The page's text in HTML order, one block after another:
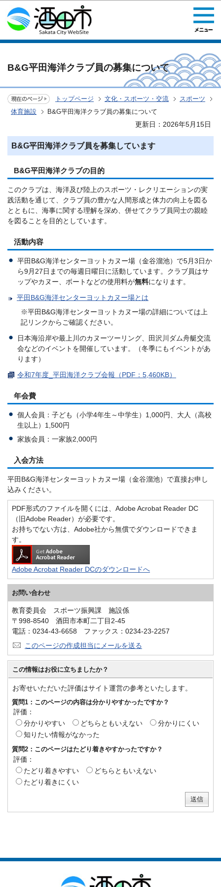
このページの本文へ移動
B&G平田海洋クラブ員の募集について
トップページ 文化・スポーツ・交流
スポーツ
体育施設
B&G平田海洋クラブ員の募集について
更新日：2026年5月15日
B&G平田海洋クラブ員を募集しています
B&G平田海洋クラブの目的
このクラブは、海洋及び陸上のスポーツ・レクリエーションの実
践活動を通じて、クラブ員の豊かな人間形成と体力の向上を図る
とともに、海事に関する理解を深め、併せてクラブ員同士の親睦
を図ることを目的としています。
活動内容
平田B&G海洋センターヨットカヌー場（金谷溜池）で5月3日か
ら9月27日までの毎週日曜日に活動しています。クラブ員はサ
ップやカヌー、ボートなどの使用料が無料になります。
平田B&G海洋センターヨットカヌー場とは
※平田B&G海洋センターヨットカヌー場の詳細については上
記リンクからご確認ください。
日本海沿岸や最上川のカヌーツーリング、田沢川ダム舟艇交流
会などのイベントを開催しています。（冬季にもイベントがあ
ります）
令和7年度_平田海洋クラブ会報（PDF：5,460KB）
年会費
個人会員：子ども（小学4年生～中学生）1,000円、大人（高校
生以上）1,500円
家族会員：一家族2,000円
入会方法
平田B&G海洋センターヨットカヌー場（金谷溜池）で直接お申し
込みください。
PDF形式のファイルを開くには、Adobe Acrobat Reader DC
（旧Adobe Reader）が必要です。
お持ちでない方は、Adobe社から無償でダウンロードできま
す。
Adobe Acrobat Reader DCのダウンロードへ
お問い合わせ
教育委員会 スポーツ振興課 施設係
〒998-8540 酒田市本町二丁目2-45
電話：0234-43-6658 ファックス：0234-23-2257
このページの作成担当にメールを送る
この情報はお役に立ちましたか？
お寄せいただいた評価はサイト運営の参考といたします。
質問1：このページの内容は分かりやすかったですか？
評価：
分かりやすい
どちらともいえない
分かりにくい
知りたい情報がなかった
質問2：このページはたどり着きやすかったですか？
評価：
たどり着きやすい
どちらともいえない
たどり着きにくい